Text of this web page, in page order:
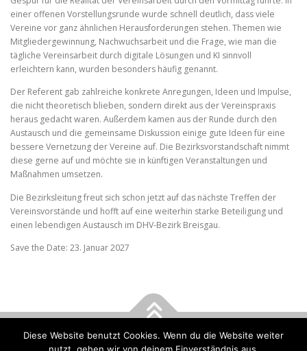
einer offenen Vorstellungsrunde wurde schnell deutlich, dass viele
Vereine vor ganz ähnlichen Herausforderungen stehen. Themen wie
Mitgliedergewinnung, Nachwuchsarbeit und die Frage, wie man die
tägliche Vereinsarbeit durch digitale Lösungen und KI sinnvoll
erleichtern kann, wurden besonders häufig genannt.
Der Referent gab zahlreiche konkrete Anregungen, Ideen und Impulse,
die nicht theoretisch blieben, sondern direkt aus der Vereinspraxis
heraus gedacht waren. Außerdem kamen aus der Runde durch den
Austausch und die gemeinsame Diskussion einige gute Ideen für eine
bessere Vernetzung der Vereine auf. Die Bezirksvorstandschaft nimmt
diese gerne auf und möchte sie in künftigen Veranstaltungen und
Maßnahmen umsetzen.
Die Bezirksleitung freut sich schon jetzt auf das nächste Treffen der
Vereinsvorstände und hofft auf eine weiterhin starke Beteiligung und
einen lebendigen Austausch im DHV-Bezirk Breisgau.
Save the Date: 23. Januar 2027
Copyright © 2026 DHV - Bezirk Breisgau – OnePress
Diese Website benutzt Cookies. Wenn du die Website weiter